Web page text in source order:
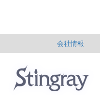
会社情報